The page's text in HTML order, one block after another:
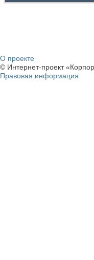
О проекте
© Интернет-проект
Правовая информация